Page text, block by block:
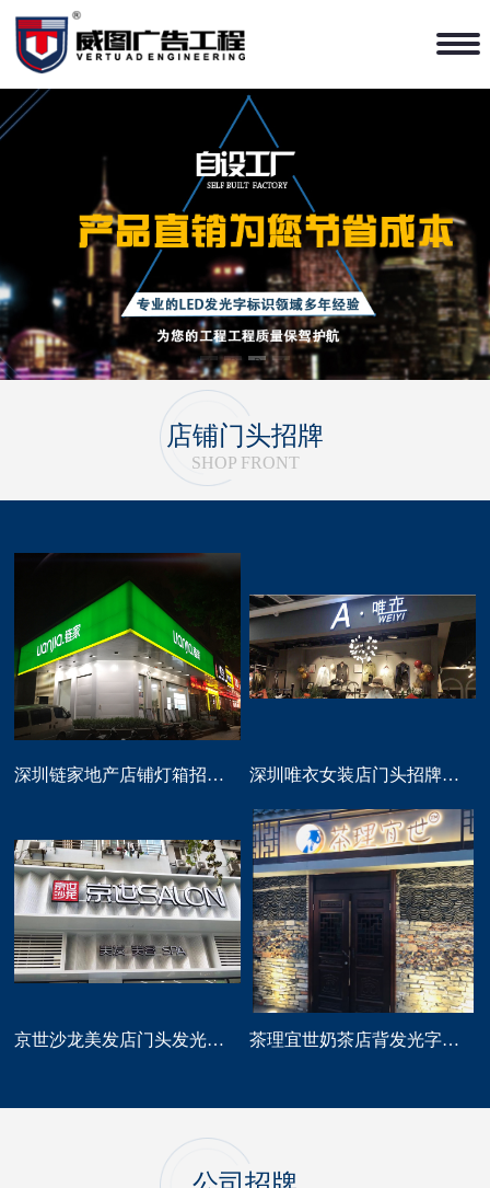
1 2 3 4
店铺门头招牌
SHOP FRONT
深圳链家地产店铺灯箱招牌定做 深圳唯衣女装店门头招牌设计制作
京世沙龙美发店门头发光字招牌定做 茶理宜世奶茶店背发光字门头招牌制作安装